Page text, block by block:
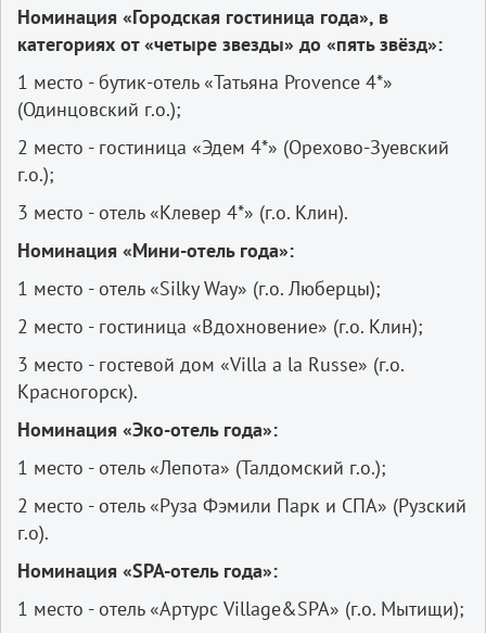
Номинация «Городская гостиница года», в
категориях от «четыре звезды» до «пять звёзд»:
1 место - бутик-отель «Татьяна Provence 4*»
(Одинцовский г.о.);
2 место - гостиница «Эдем 4*» (Орехово-Зуевский
г.о.);
3 место - отель «Клевер 4*» (г.о. Клин).
Номинация «Мини-отель года»:
1 место - отель «Silky Way» (г.о. Люберцы);
2 место - гостиница «Вдохновение» (г.о. Клин);
3 место - гостевой дом «Villa a la Russe» (г.о.
Красногорск).
Номинация «Эко-отель года»:
1 место - отель «Лепота» (Талдомский г.о.);
2 место - отель «Руза Фэмили Парк и СПА» (Рузский
г.о).
Номинация «SPA-отель года»:
1 место - отель «Артурс Village&SPA» (г.о. Мытищи);